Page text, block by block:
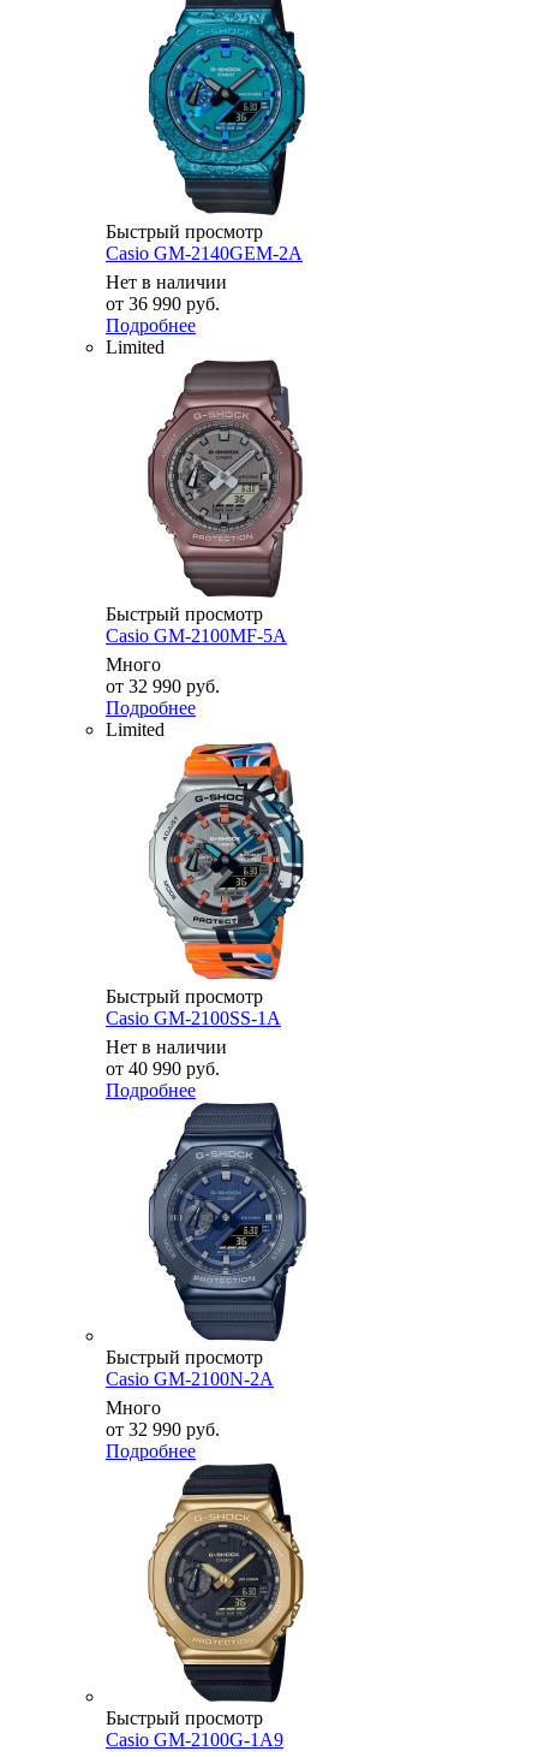
Быстрый просмотр
Casio GM-2140GEM-2A
Нет в наличии
от 36 990 руб.
Подробнее
Limited
Быстрый просмотр
Casio GM-2100MF-5A
Много
от 32 990 руб.
Подробнее
Limited
Быстрый просмотр
Casio GM-2100SS-1A
Нет в наличии
от 40 990 руб.
Подробнее
Быстрый просмотр
Casio GM-2100N-2A
Много
от 32 990 руб.
Подробнее
Быстрый просмотр
Casio GM-2100G-1A9